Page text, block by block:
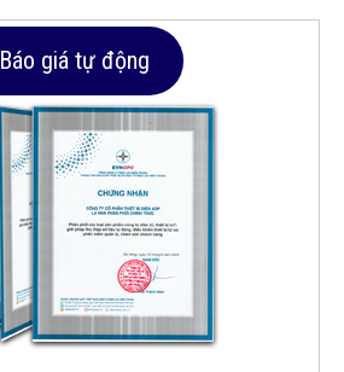
Báo giá tự động